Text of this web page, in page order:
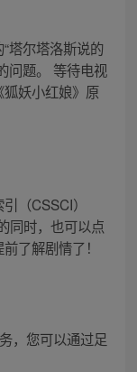
塔尔塔洛斯说的
问题。 等待电视
妖小红娘》原
（CSSCI）
同时，也可以点
了解剧情了！
，您可以通过足